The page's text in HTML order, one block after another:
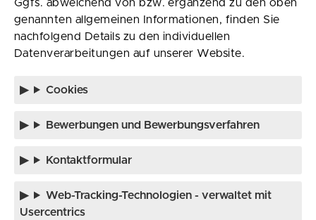
Ggfs. abweichend von bzw. ergänzend zu den oben
genannten allgemeinen Informationen, finden Sie
nachfolgend Details zu den individuellen
Datenverarbeitungen auf unserer Website.
Cookies
Bewerbungen und Bewerbungsverfahren
Kontaktformular
Web-Tracking-Technologien - verwaltet mit
Usercentrics